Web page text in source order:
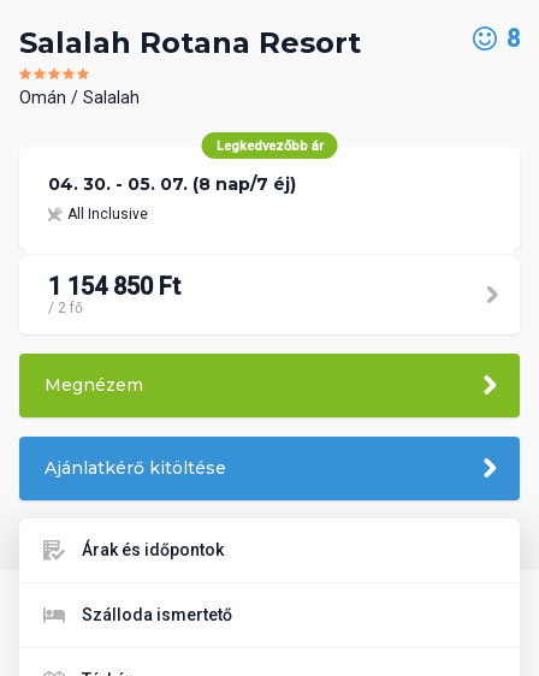
Salalah Rotana Resort
Omán Salalah
8
Legkedvezőbb ár
04. 30. - 05. 07. (8 nap/7 éj)
All Inclusive
1 154 850 Ft
/ 2 fő
Megnézem
Ajánlatkérő kitöltése
Árak és időpontok
Szálloda ismertető